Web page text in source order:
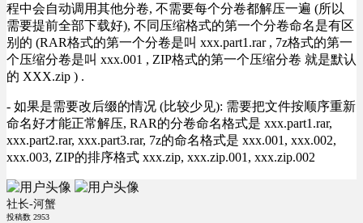
程中会自动调用其他分卷, 不需要每个分卷都解压一遍 (所以
需要提前全部下载好), 不同压缩格式的第一个分卷命名是有区
别的 (RAR格式的第一个分卷是叫 xxx.part1.rar , 7z格式的第一
个压缩分卷是叫 xxx.001 , ZIP格式的第一个压缩分卷 就是默认
的 XXX.zip ) .
- 如果是需要改后缀的情况 (比较少见): 需要把文件按顺序重新
命名好才能正常解压, RAR的分卷命名格式是 xxx.part1.rar,
xxx.part2.rar, xxx.part3.rar, 7z的命名格式是 xxx.001, xxx.002,
xxx.003, ZIP的排序格式 xxx.zip, xxx.zip.001, xxx.zip.002
社长-河蟹
投稿数 2953